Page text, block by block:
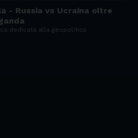
- Russia vs Ucraina oltre
dedicata alla geopolitica